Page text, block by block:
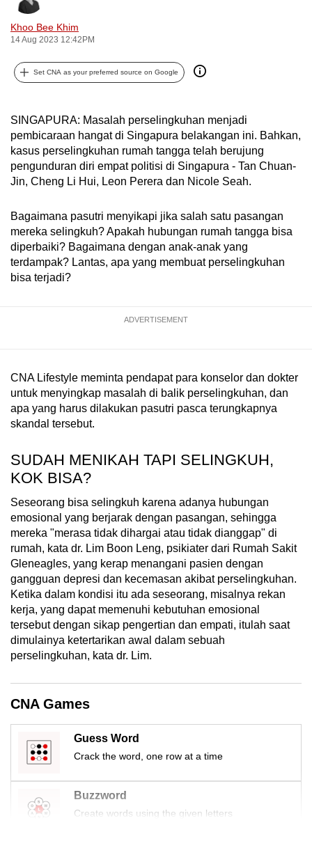
Khoo Bee Khim
14 Aug 2023 12:42PM
Set CNA as your preferred source on Google
SINGAPURA: Masalah perselingkuhan menjadi
pembicaraan hangat di Singapura belakangan ini. Bahkan,
kasus perselingkuhan rumah tangga telah berujung
pengunduran diri empat politisi di Singapura - Tan Chuan-
Jin, Cheng Li Hui, Leon Perera dan Nicole Seah.
Bagaimana pasutri menyikapi jika salah satu pasangan
mereka selingkuh? Apakah hubungan rumah tangga bisa
diperbaiki? Bagaimana dengan anak-anak yang
terdampak? Lantas, apa yang membuat perselingkuhan
bisa terjadi?
ADVERTISEMENT
CNA Lifestyle meminta pendapat para konselor dan dokter
untuk menyingkap masalah di balik perselingkuhan, dan
apa yang harus dilakukan pasutri pasca terungkapnya
skandal tersebut.
SUDAH MENIKAH TAPI SELINGKUH,
KOK BISA?
Seseorang bisa selingkuh karena adanya hubungan
emosional yang berjarak dengan pasangan, sehingga
mereka "merasa tidak dihargai atau tidak dianggap" di
rumah, kata dr. Lim Boon Leng, psikiater dari Rumah Sakit
Gleneagles, yang kerap menangani pasien dengan
gangguan depresi dan kecemasan akibat perselingkuhan.
Ketika dalam kondisi itu ada seseorang, misalnya rekan
kerja, yang dapat memenuhi kebutuhan emosional
tersebut dengan sikap pengertian dan empati, itulah saat
dimulainya ketertarikan awal dalam sebuah
perselingkuhan, kata dr. Lim.
CNA Games
Guess Word
Crack the word, one row at a time
Buzzword
Create words using the given letters
can
possibly
To
upgrade
to
a
supported
browser
for
the
finest
experience,
Upgraded
but
still
issues?
Contact
us